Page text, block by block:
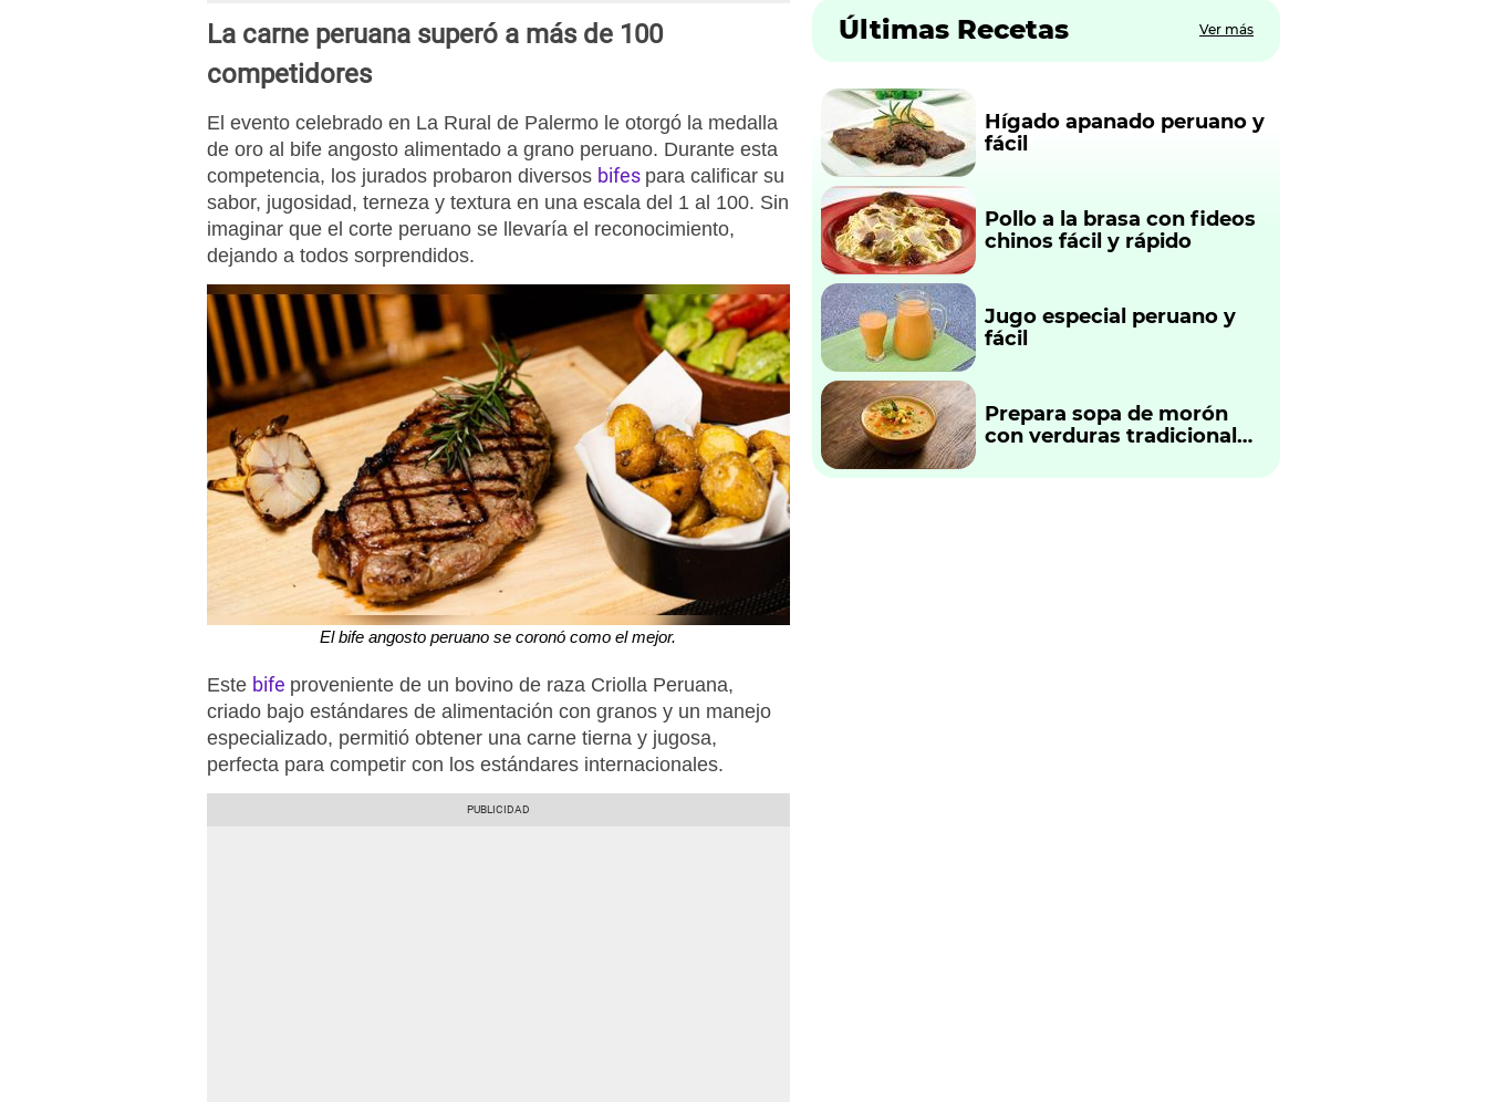
La carne peruana superó a más de 100
competidores
El evento celebrado en La Rural de Palermo le otorgó la medalla
de oro al bife angosto alimentado a grano peruano. Durante esta
competencia, los jurados probaron diversos bifes para calificar su
sabor, jugosidad, terneza y textura en una escala del 1 al 100. Sin
imaginar que el corte peruano se llevaría el reconocimiento,
dejando a todos sorprendidos.
El bife angosto peruano se coronó como el mejor.
Este bife proveniente de un bovino de raza Criolla Peruana,
criado bajo estándares de alimentación con granos y un manejo
especializado, permitió obtener una carne tierna y jugosa,
perfecta para competir con los estándares internacionales.
Últimas Recetas Ver más
Hígado apanado peruano y
fácil
Pollo a la brasa con fideos
chinos fácil y rápido
Jugo especial peruano y
fácil
Prepara sopa de morón
con verduras tradicional